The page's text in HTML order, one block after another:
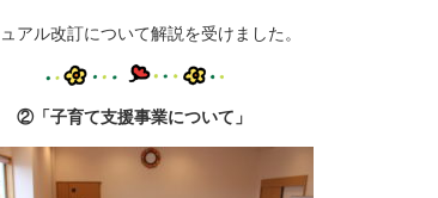
アル改訂について解説を受けました。
②「子育て支援事業について」